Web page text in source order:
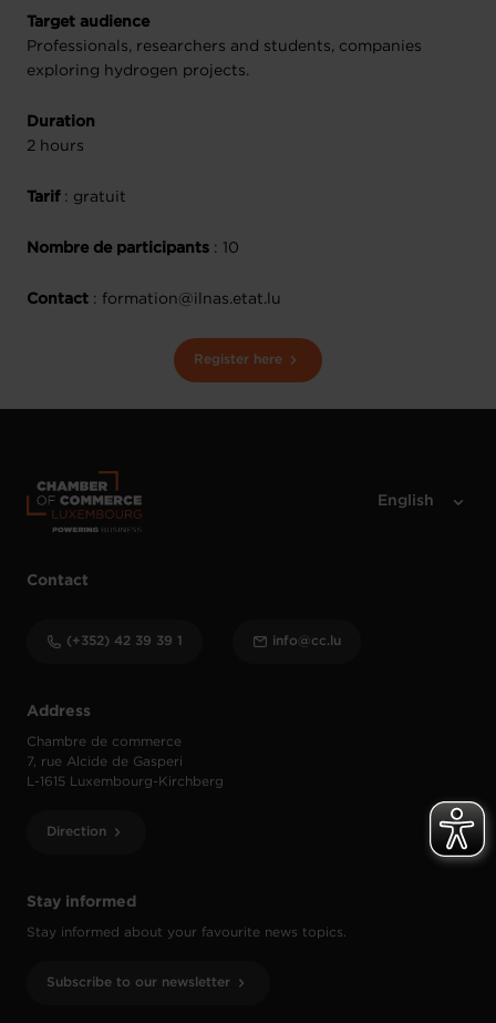
Target audience
Professionals, researchers and students, companies
exploring hydrogen projects.
Duration
2 hours
Tarif : gratuit
Nombre de participants : 10
Contact : formation@ilnas.etat.lu
Register here
Stay informed
Stay informed about your favourite news topics.
Subscribe to our newsletter
Address
Chambre de commerce
7, rue Alcide de Gasperi
L-1615 Luxembourg-Kirchberg
Direction
Contact
(+352) 42 39 39 1 info@cc.lu